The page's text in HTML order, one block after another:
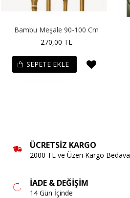
Bambu Meşale 90-100 Cm
270,00 TL
SEPETE EKLE
ÜCRETSIZ KARGO
2000 TL ve Üzeri Kargo Bedava
İADE & DEĞIŞIM
14 Gün İçinde